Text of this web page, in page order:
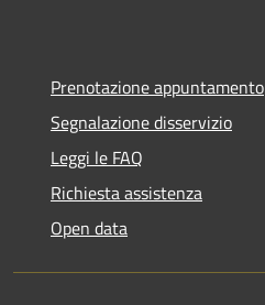
Prenotazione appuntamento
Segnalazione disservizio
Leggi le FAQ
Richiesta assistenza
Open data